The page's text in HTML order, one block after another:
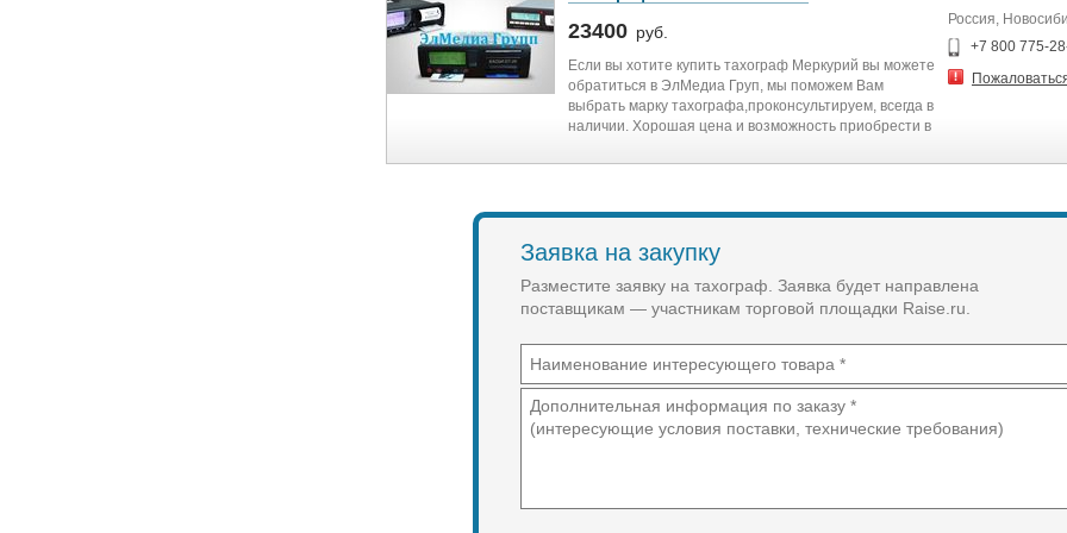
23400 руб.
Если вы хотите купить тахограф Меркурий вы можете
обратиться в ЭлМедиа Груп, мы поможем Вам
выбрать марку тахографа,проконсультируем, всегда в
наличии. Хорошая цена и возможность приобрести в
Россия,
+7 800 775-
Заявка на закупку
Разместите заявку на тахограф. Заявка будет направлена
поставщикам — участникам торговой площадки Raise.ru.